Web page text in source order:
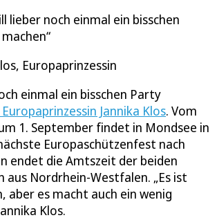
lieber noch einmal ein bisschen
Europaprinzessin
einmal ein bisschen Party
Jannika Klos. Vom
1. September findet in Mondsee in
Europaschützenfest nach
endet die Amtszeit der beiden
Nordrhein-Westfalen. „Es ist
aber es macht auch ein wenig
Klos.